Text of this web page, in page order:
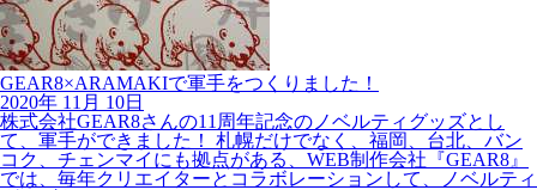
GEAR8×ARAMAKIで軍手をつくりました！
2020年 11月 10日
株式会社GEAR8さんの11周年記念のノベルティグッズとし
て、軍手ができました！ 札幌だけでなく、福岡、台北、バン
コク、チェンマイにも拠点がある、WEB制作会社『GEAR8』
では、毎年クリエイターとコラボレーションして、ノベルティ
グッズをつくってい...